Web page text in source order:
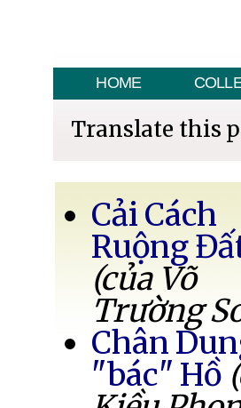
HOME
Translate this
Cải Cách
Ruộng
(của Võ
Trường
Chân
"bác" Hồ